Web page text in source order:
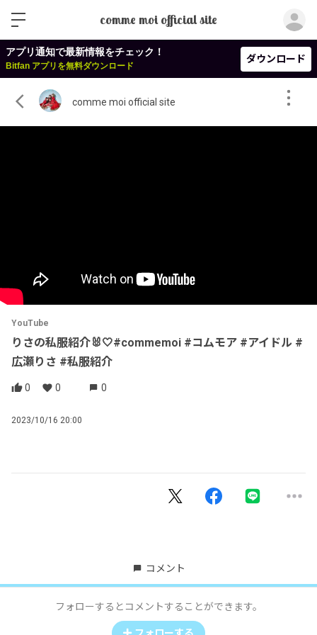
comme moi official site
アプリ通知で最新情報をチェック！
Bitfan アプリを無料ダウンロード
ダウンロード
comme moi official site
YouTube
りさの私服紹介🐰🤍#commemoi #コムモア #アイドル #
広瀬りさ #私服紹介
0 0 0
2023/10/16 20:00
コメント
フォローするとコメントすることができます。